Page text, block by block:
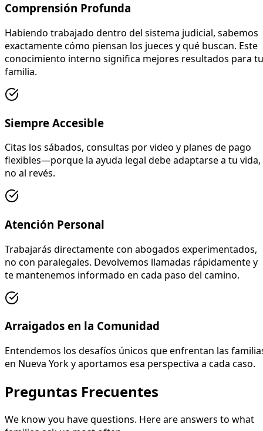
Comprensión Profunda
Habiendo trabajado dentro del sistema judicial, sabemos
exactamente cómo piensan los jueces y qué buscan. Este
conocimiento interno significa mejores resultados para tu
familia.
Siempre Accesible
Citas los sábados, consultas por video y planes de pago
flexibles—porque la ayuda legal debe adaptarse a tu vida,
no al revés.
Atención Personal
Trabajarás directamente con abogados experimentados,
no con paralegales. Devolvemos llamadas rápidamente y
te mantenemos informado en cada paso del camino.
Arraigados en la Comunidad
Entendemos los desafíos únicos que enfrentan las
en Nueva York y aportamos esa perspectiva a cada caso.
Preguntas Frecuentes
We know you have questions. Here are answers to what